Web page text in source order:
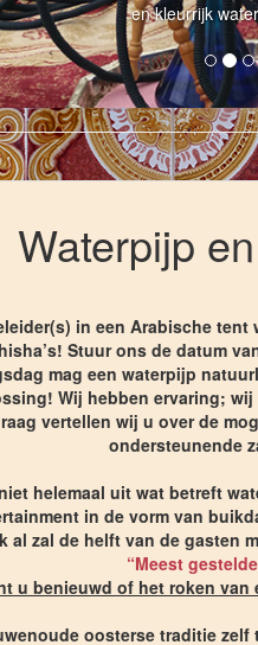
en kleurrijk
Waterpijp
in een Arabische
Stuur ons de datum
mag een waterpijp
Wij hebben ervaring;
vertellen wij u over de
ondersteunende
helemaal uit wat betreft
in de vorm van
zal de helft van de
“Meest
u benieuwd of het roken
oosterse traditie